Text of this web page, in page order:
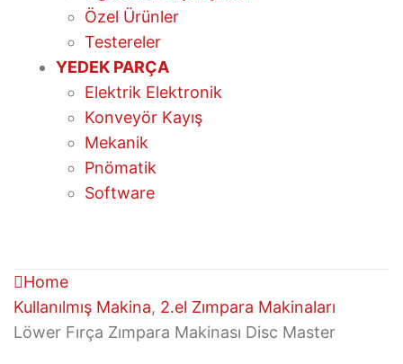
Özel Ürünler
Testereler
YEDEK PARÇA
Elektrik Elektronik
Konveyör Kayış
Mekanik
Pnömatik
Software
Home
Kullanılmış Makina, 2.el Zımpara Makinaları
Löwer Fırça Zımpara Makinası Disc Master